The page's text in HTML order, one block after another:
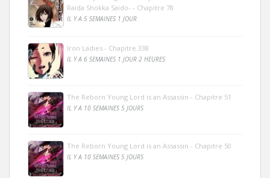
Raida Shokka Saido- - Chapitre 78
IL Y A 5 SEMAINES 1 JOUR
Iron Ladies - Chapitre 338
IL Y A 6 SEMAINES 1 JOUR 2 HEURES
The Reborn Young Lord is an Assassin - Chapitre 51
IL Y A 10 SEMAINES 5 JOURS
The Reborn Young Lord is an Assassin - Chapitre 50
IL Y A 10 SEMAINES 5 JOURS